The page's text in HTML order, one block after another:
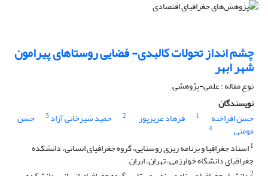
چشم انداز تحولات کالبدی- فضایی روستاهای پیرامون
شهر ابهر
نوع مقاله : علمی-پژوهشی
نویسندگان
حسن افراخته
1 فرهاد عزیزپور 2 حمید شیرخانی آزاد 3 حسن
مومنی
4
1استاد جغرافیا و برنامه ریزی روستایی، گروه جغرافیای انسانی، دانشکده
جغرافیای دانشگاه خوارزمی، تهران، ایران.